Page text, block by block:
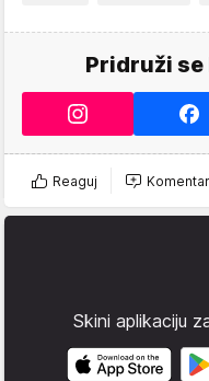
Pridruži se
Reaguj
Skini aplikaciju